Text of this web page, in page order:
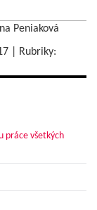
Peniaková
Rubriky:
práce všetkých